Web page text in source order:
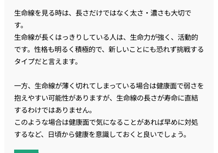
生命線を見る時は、長さだけではなく太さ・濃さも大切で
す。
生命線が長くはっきりしている人は、生命力が強く、活動的
です。性格も明るく積極的で、新しいことにも恐れず挑戦する
タイプだと言えます。
一方、生命線が薄く切れてしまっている場合は健康面で弱さを
抱えやすい可能性がありますが、生命線の長さが寿命に直結
するわけではありません。
このような場合は健康面で気になることがあれば早めに対処
するなど、日頃から健康を意識しておくと良いでしょう。